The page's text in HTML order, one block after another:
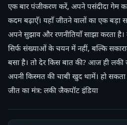
एक बार पंजीकरण करें, अपने पसंदीदा गेम
कदम बढ़ाएँ। यहाँ जीतने वालों का एक बड़ा
अपने सुझाव और रणनीतियाँ साझा करता है।
सिर्फ संख्याओं के चयन में नहीं, बल्कि
बसा है। तो देर किस बात की? आज ही
अपनी किस्मत की चाबी खुद थामें। हो
जीत का मंत्र: लकी जैकपॉट इंडिया